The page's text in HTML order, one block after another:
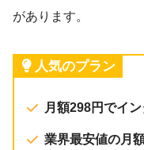
があります。
人気のプラン
月額298円でイ
業界最安値の月